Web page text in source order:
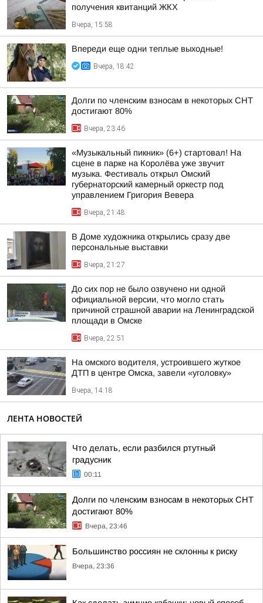
получения квитанций ЖКХ
Вчера, 15:58
Впереди еще одни теплые выходные!
Вчера, 18:42
Долги по членским взносам в некоторых СНТ
достигают 80%
Вчера, 23:46
«Музыкальный пикник» (6+) стартовал! На
сцене в парке на Королёва уже звучит
музыка. Фестиваль открыл Омский
губернаторский камерный оркестр под
управлением Григория Вевера
Вчера, 21:48
В Доме художника открылись сразу две
персональные выставки
Вчера, 21:27
До сих пор не было озвучено ни одной
официальной версии, что могло стать
причиной страшной аварии на Ленинградской
площади в Омске
Вчера, 22:51
На омского водителя, устроившего жуткое
ДТП в центре Омска, завели «уголовку»
Вчера, 14:18
ЛЕНТА НОВОСТЕЙ
Что делать, если разбился ртутный
градусник
00:11
Долги по членским взносам в некоторых СНТ
достигают 80%
Вчера, 23:46
Большинство россиян не склонны к риску
Вчера, 23:36